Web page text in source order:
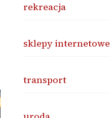
rekreacja
sklepy internetowe
transport